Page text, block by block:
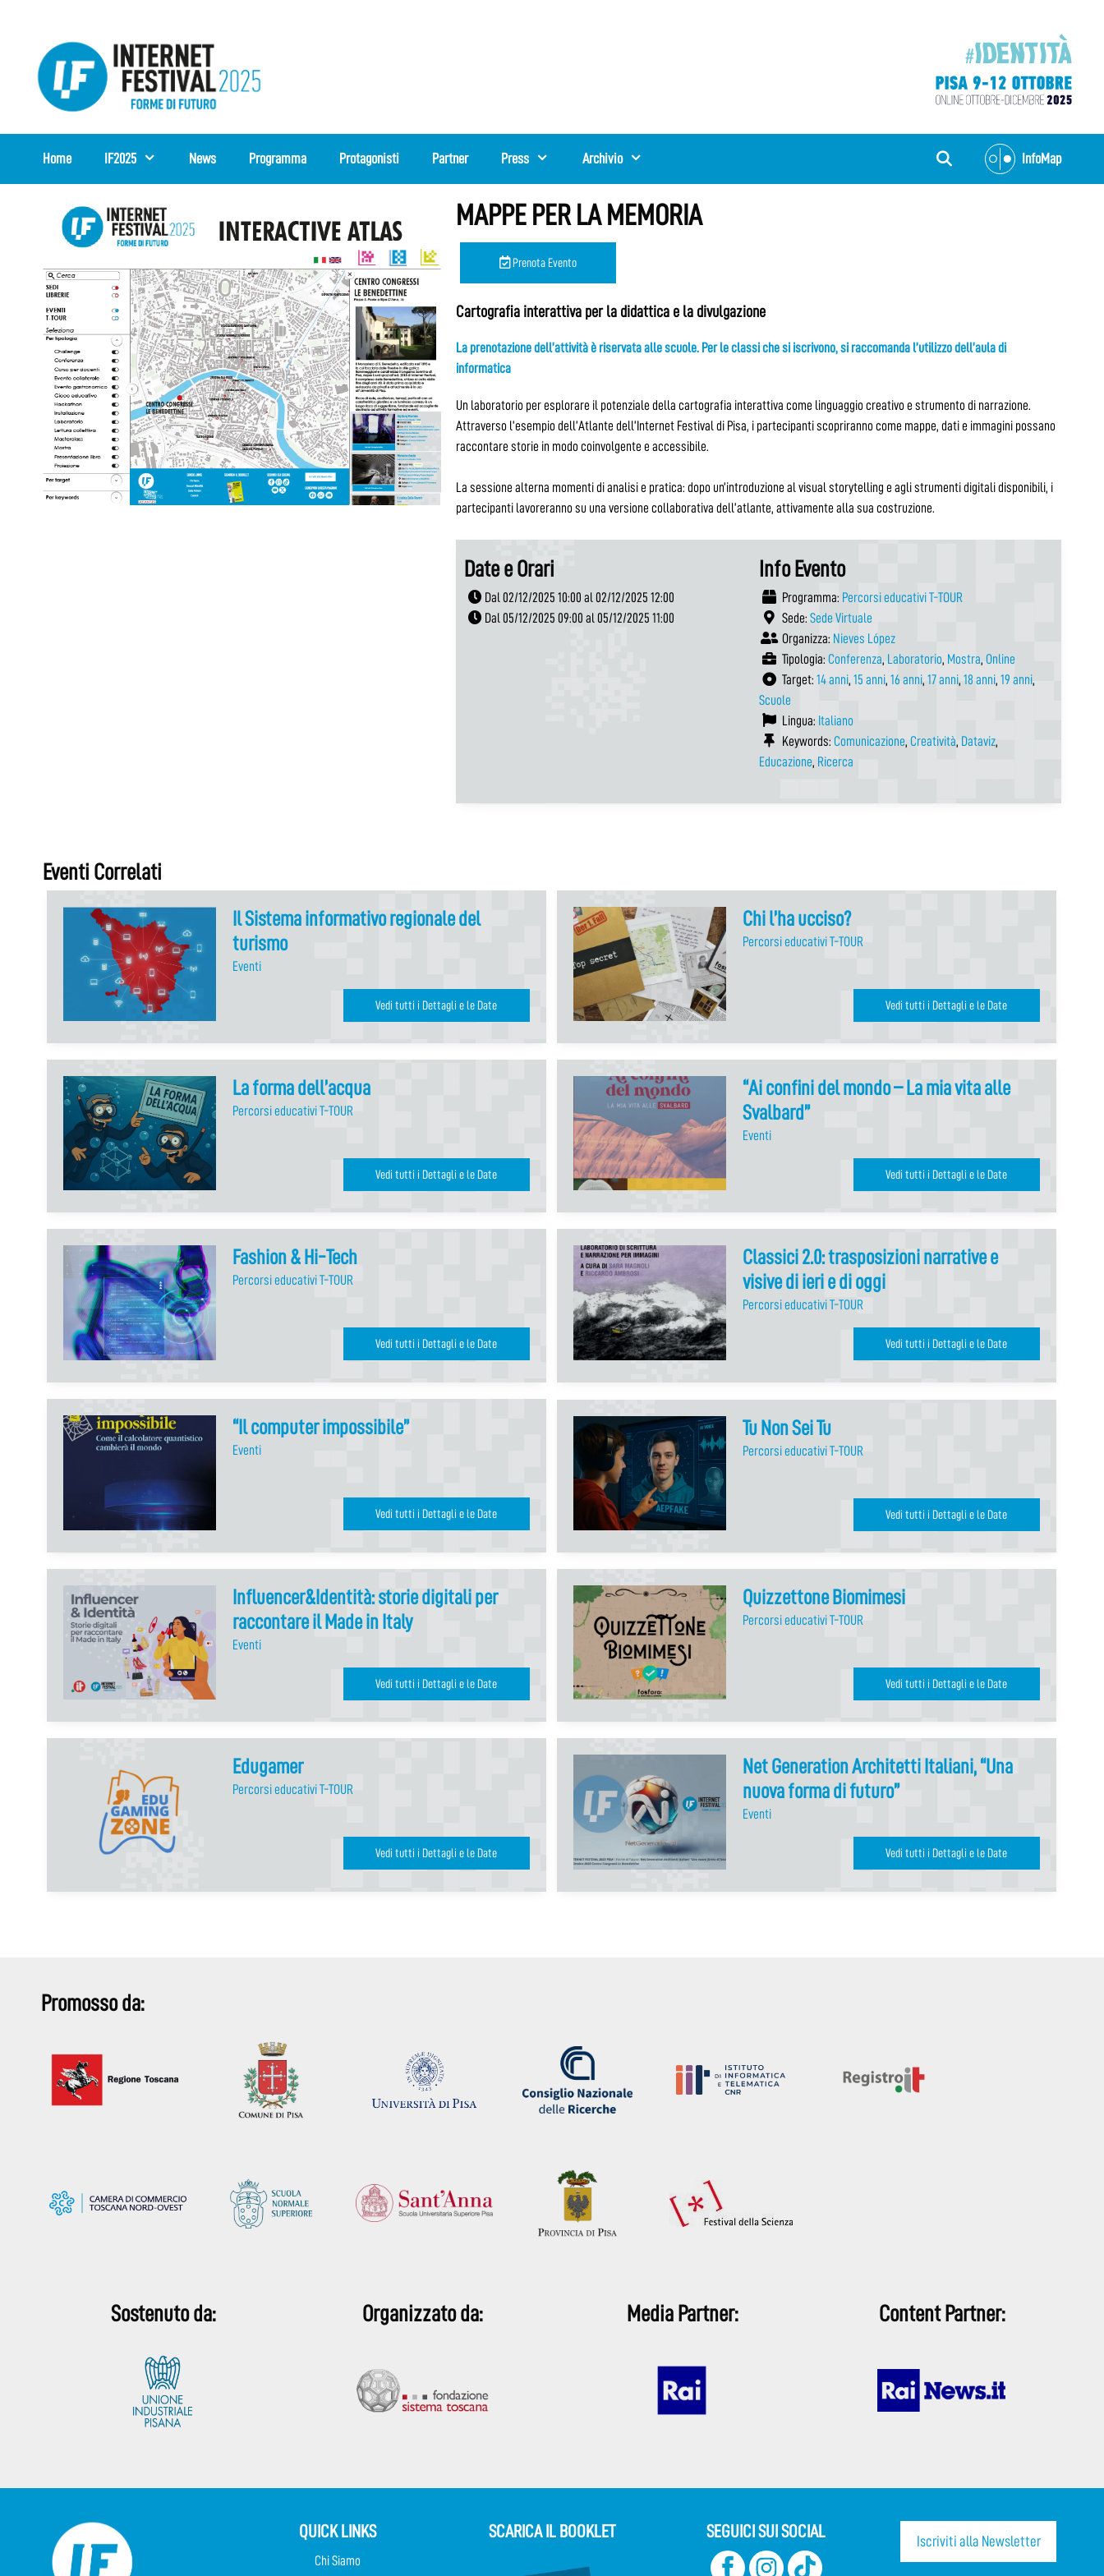
contenuto
Home IF2025 News Programma Protagonisti Partner Press Archivio InfoMap
MAPPE PER LA MEMORIA
Prenota Evento
Cartografia interattiva per la didattica e la divulgazione
La prenotazione dell’attività è riservata alle scuole. Per le classi che si iscrivono, si raccomanda l’utilizzo dell’aula di
informatica
Un laboratorio per esplorare il potenziale della cartografia interattiva come linguaggio creativo e strumento di narrazione.
Attraverso l’esempio dell’Atlante dell’Internet Festival di Pisa, i partecipanti scopriranno come mappe, dati e immagini possano
raccontare storie in modo coinvolgente e accessibile.
La sessione alterna momenti di analisi e pratica: dopo un’introduzione al visual storytelling e agli strumenti digitali disponibili, i
partecipanti lavoreranno su una versione collaborativa dell’atlante, attivamente alla sua costruzione.
Date e Orari
Dal 02/12/2025 10:00 al 02/12/2025 12:00
Dal 05/12/2025 09:00 al 05/12/2025 11:00
Info Evento
Programma: Percorsi educativi T-TOUR
Sede: Sede Virtuale
Organizza: Nieves López
Tipologia: Conferenza, Laboratorio, Mostra, Online
Target: 14 anni, 15 anni, 16 anni, 17 anni, 18 anni, 19 anni,
Scuole
Lingua: Italiano
Keywords: Comunicazione, Creatività, Dataviz,
Educazione, Ricerca
Eventi Correlati
Il Sistema informativo regionale del
turismo
Eventi
Vedi tutti i Dettagli e le Date
Chi l’ha ucciso?
Percorsi educativi T-TOUR
Vedi tutti i Dettagli e le Date
La forma dell’acqua
Percorsi educativi T-TOUR
Vedi tutti i Dettagli e le Date
“Ai confini del mondo – La mia vita alle
Svalbard”
Eventi
Vedi tutti i Dettagli e le Date
Fashion & Hi-Tech
Percorsi educativi T-TOUR
Vedi tutti i Dettagli e le Date
Classici 2.0: trasposizioni narrative e
visive di ieri e di oggi
Percorsi educativi T-TOUR
Vedi tutti i Dettagli e le Date
“Il computer impossibile”
Eventi
Vedi tutti i Dettagli e le Date
Tu Non Sei Tu
Percorsi educativi T-TOUR
Vedi tutti i Dettagli e le Date
Influencer&Identità: storie digitali per
raccontare il Made in Italy
Eventi
Vedi tutti i Dettagli e le Date
Quizzettone Biomimesi
Percorsi educativi T-TOUR
Vedi tutti i Dettagli e le Date
Edugamer
Percorsi educativi T-TOUR
Vedi tutti i Dettagli e le Date
Net Generation Architetti Italiani, “Una
nuova forma di futuro”
Eventi
Vedi tutti i Dettagli e le Date
Promosso da:
Sostenuto da: Organizzato da: Media Partner: Content Partner:
QUICK LINKS
Chi Siamo
SCARICA IL BOOKLET SEGUICI SUI SOCIAL
Iscriviti alla Newsletter